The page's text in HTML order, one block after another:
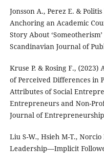
Jonsson A., Perez E. &
Anchoring an Academic
Story About
Scandinavian Journal of
Kruse P. & Rosing F.,
of Perceived Differences in
Attributes of Social
Entrepreneurs and Non-
Journal of
Liu S-W., Hsieh M-T.,
Leadership—Implicit